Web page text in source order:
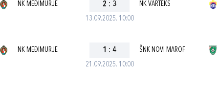
13.09.2025. 10:00
NK MEĐIMURJE 2 : 3 NK VARTEKS
21.09.2025. 10:00
NK MEĐIMURJE 1 : 4 ŠNK NOVI MAROF